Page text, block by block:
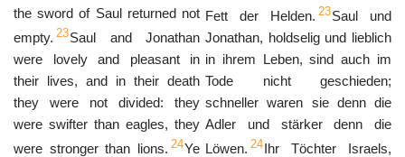
the sword of Saul returned not
empty. 23Saul and Jonathan
were lovely and pleasant in
their lives, and in their death
they were not divided: they
were swifter than eagles, they
were stronger than lions. 24Ye
Fett der Helden. 23Saul und
Jonathan, holdselig und lieblich
in ihrem Leben, sind auch im
Tode nicht geschieden;
schneller waren sie denn die
Adler und stärker denn die
Löwen. 24Ihr Töchter Israels,